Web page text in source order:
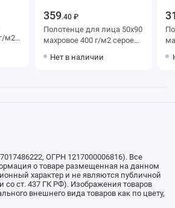
359.40 ₽
Полотенце для лица 50х90
махровое 400 г/м2 серое
мануфактура Brilliance
Нет в наличии
ОГРН 1217000006816). Все
о товаре размещенная на данном
характер и не являются публичной
со ст. 437 ГК РФ). Изображения товаров
внешнего вида товаров как по цвету,